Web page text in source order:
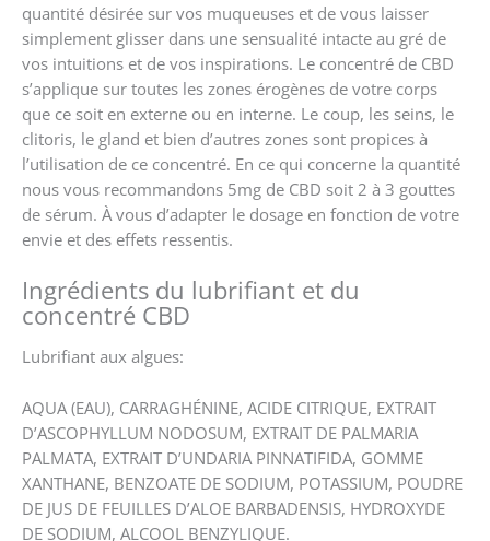
quantité désirée sur vos muqueuses et de vous laisser
simplement glisser dans une sensualité intacte au gré de
vos intuitions et de vos inspirations. Le concentré de CBD
s’applique sur toutes les zones érogènes de votre corps
que ce soit en externe ou en interne. Le coup, les seins, le
clitoris, le gland et bien d’autres zones sont propices à
l’utilisation de ce concentré. En ce qui concerne la quantité
nous vous recommandons 5mg de CBD soit 2 à 3 gouttes
de sérum. À vous d’adapter le dosage en fonction de votre
envie et des effets ressentis.
Ingrédients du lubrifiant et du
concentré CBD
Lubrifiant aux algues:
AQUA (EAU), CARRAGHÉNINE, ACIDE CITRIQUE, EXTRAIT
D’ASCOPHYLLUM NODOSUM, EXTRAIT DE PALMARIA
PALMATA, EXTRAIT D’UNDARIA PINNATIFIDA, GOMME
XANTHANE, BENZOATE DE SODIUM, POTASSIUM, POUDRE
DE JUS DE FEUILLES D’ALOE BARBADENSIS, HYDROXYDE
DE SODIUM, ALCOOL BENZYLIQUE.